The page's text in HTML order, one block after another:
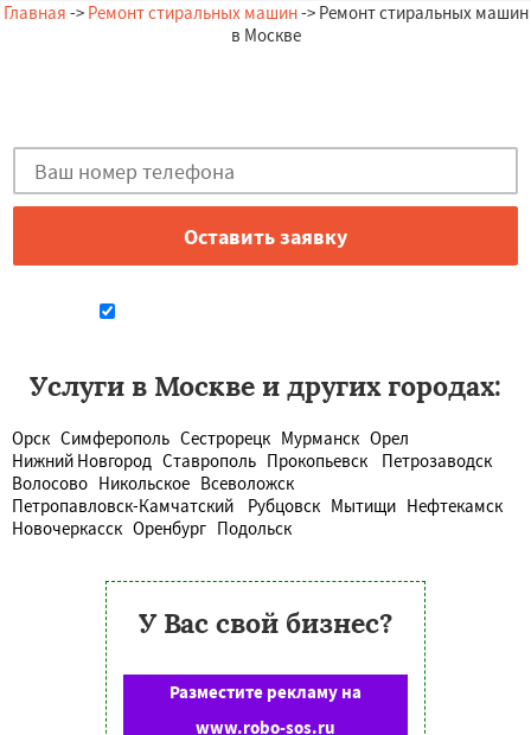
Главная -> Ремонт стиральных машин-> Ремонт стиральных машин
в Москве
Услуги в Москве и других городах:
Орск Симферополь Сестрорецк Мурманск Орел
Нижний Новгород Ставрополь Прокопьевск
Петрозаводск
Волосово Никольское Всеволожск
Петропавловск-Камчатский
Рубцовск Мытищи Нефтекамск
Новочеркасск Оренбург Подольск
У Вас свой бизнес?
Разместите рекламу на
www.robo-sos.ru